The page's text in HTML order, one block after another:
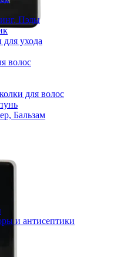
Пэды
для ухода
волос
для волос
Бальзам
и антисептики